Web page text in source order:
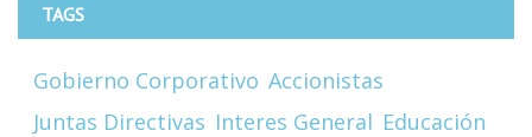
TAGS
Gobierno Corporativo Accionistas
Juntas Directivas Interes General Educación